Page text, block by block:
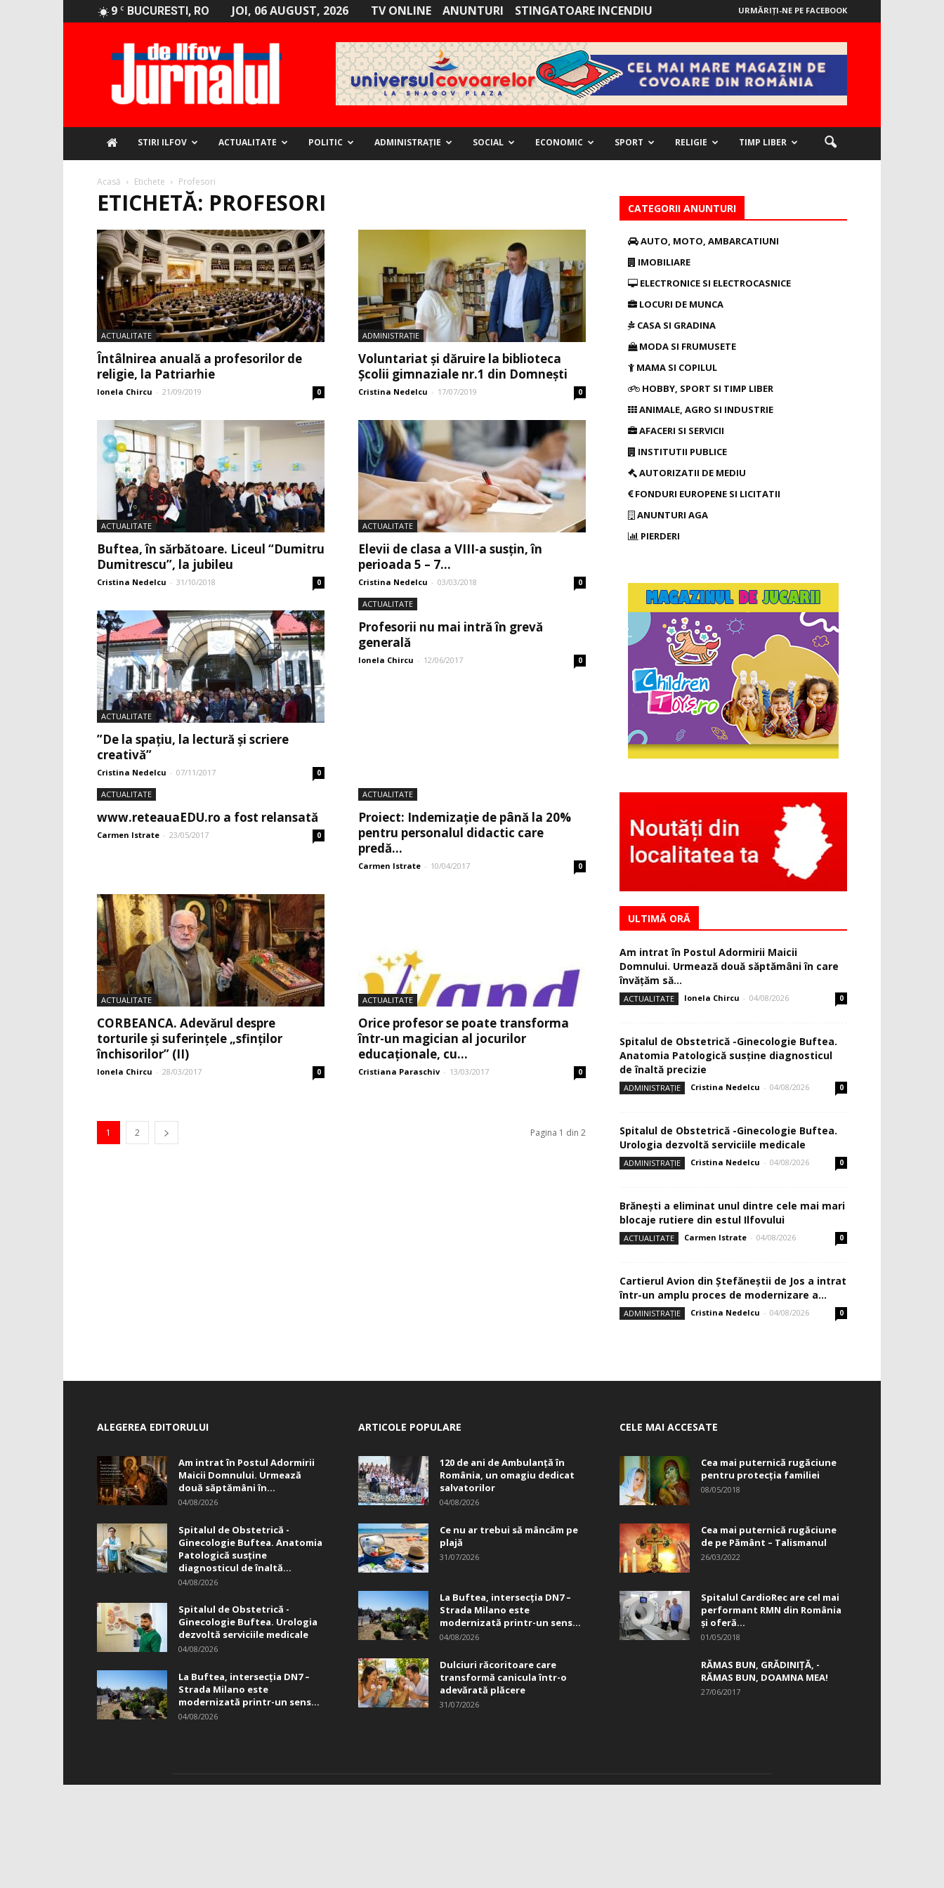
9 C BUCURESTI, RO JOI, 06 AUGUST, 2026 TV ONLINE ANUNTURI STINGATOARE INCENDIU URMĂRIȚI-NE PE FACEBOOK
STIRI ILFOV ACTUALITATE POLITIC ADMINISTRAȚIE SOCIAL ECONOMIC SPORT RELIGIE TIMP LIBER
Acasă Etichete Profesori
ETICHETĂ: PROFESORI
ACTUALITATE
Întâlnirea anuală a profesorilor de
religie, la Patriarhie
Ionela Chircu - 21/09/2019 0
ADMINISTRAȚIE
Voluntariat și dăruire la biblioteca
Școlii gimnaziale nr.1 din Domnești
Cristina Nedelcu - 17/07/2019 0
ACTUALITATE
Buftea, în sărbătoare. Liceul “Dumitru
Dumitrescu”, la jubileu
Cristina Nedelcu - 31/10/2018 0
ACTUALITATE
Elevii de clasa a VIII-a susțin, în
perioada 5 – 7...
Cristina Nedelcu - 03/03/2018 0
ACTUALITATE
”De la spaţiu, la lectură şi scriere
creativă”
Cristina Nedelcu - 07/11/2017 0
ACTUALITATE
Profesorii nu mai intră în grevă
generală
Ionela Chircu - 12/06/2017 0
ACTUALITATE
www.reteauaEDU.ro a fost relansată
Carmen Istrate - 23/05/2017 0
ACTUALITATE
Proiect: Indemizaţie de până la 20%
pentru personalul didactic care
predă...
Carmen Istrate - 10/04/2017 0
ACTUALITATE
CORBEANCA. Adevărul despre
torturile şi suferinţele „sfinţilor
închisorilor” (II)
Ionela Chircu - 28/03/2017 0
ACTUALITATE
Orice profesor se poate transforma
într-un magician al jocurilor
educaționale, cu...
Cristiana Paraschiv - 13/03/2017 0
1 2 Pagina 1 din 2
CATEGORII ANUNTURI
AUTO, MOTO, AMBARCATIUNI
IMOBILIARE
ELECTRONICE SI ELECTROCASNICE
LOCURI DE MUNCA
CASA SI GRADINA
MODA SI FRUMUSETE
MAMA SI COPILUL
HOBBY, SPORT SI TIMP LIBER
ANIMALE, AGRO SI INDUSTRIE
AFACERI SI SERVICII
INSTITUTII PUBLICE
AUTORIZATII DE MEDIU
FONDURI EUROPENE SI LICITATII
ANUNTURI AGA
PIERDERI
ULTIMĂ ORĂ
Am intrat în Postul Adormirii Maicii
Domnului. Urmează două săptămâni în care
învăţăm să...
ACTUALITATE Ionela Chircu - 04/08/2026 0
Spitalul de Obstetrică -Ginecologie Buftea.
Anatomia Patologică susţine diagnosticul
de înaltă precizie
ADMINISTRAȚIE Cristina Nedelcu - 04/08/2026 0
Spitalul de Obstetrică -Ginecologie Buftea.
Urologia dezvoltă serviciile medicale
ADMINISTRAȚIE Cristina Nedelcu - 04/08/2026 0
Brănești a eliminat unul dintre cele mai mari
blocaje rutiere din estul Ilfovului
ACTUALITATE Carmen Istrate - 04/08/2026 0
Cartierul Avion din Ştefăneştii de Jos a intrat
într-un amplu proces de modernizare a...
ADMINISTRAȚIE Cristina Nedelcu - 04/08/2026 0
ALEGEREA EDITORULUI
Am intrat în Postul Adormirii
Maicii Domnului. Urmează
două săptămâni în...
04/08/2026
Spitalul de Obstetrică -
Ginecologie Buftea. Anatomia
Patologică susţine
diagnosticul de înaltă...
04/08/2026
Spitalul de Obstetrică -
Ginecologie Buftea. Urologia
dezvoltă serviciile medicale
04/08/2026
La Buftea, intersecţia DN7 –
Strada Milano este
modernizată printr-un sens...
04/08/2026
ARTICOLE POPULARE
120 de ani de Ambulanță în
România, un omagiu dedicat
salvatorilor
04/08/2026
Ce nu ar trebui să mâncăm pe
plajă
31/07/2026
La Buftea, intersecţia DN7 –
Strada Milano este
modernizată printr-un sens...
04/08/2026
Dulciuri răcoritoare care
transformă canicula într-o
adevărată plăcere
31/07/2026
CELE MAI ACCESATE
Cea mai puternică rugăciune
pentru protecția familiei
08/05/2018
Cea mai puternică rugăciune
de pe Pământ – Talismanul
26/03/2022
Spitalul CardioRec are cel mai
performant RMN din România
și oferă...
01/05/2018
RĂMAS BUN, GRĂDINIŢĂ, ­
RĂMAS BUN, DOAMNA MEA!
27/06/2017